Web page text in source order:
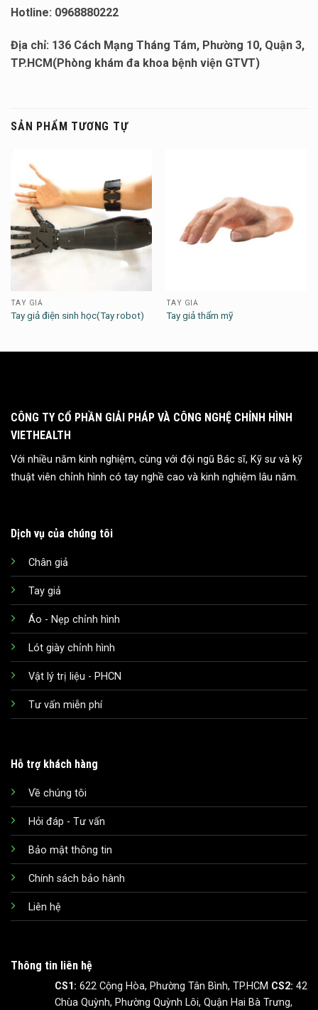
Hotline: 0968880222
Địa chỉ: 136 Cách Mạng Tháng Tám, Phường 10, Quận 3,
TP.HCM(Phòng khám đa khoa bệnh viện GTVT)
SẢN PHẨM TƯƠNG TỰ
TAY GIẢ
Tay giả điện sinh học(Tay robot)
TAY GIẢ
Tay giả thẩm mỹ
CÔNG TY CỔ PHẦN GIẢI PHÁP VÀ CÔNG NGHỆ CHỈNH HÌNH
VIETHEALTH
Với nhiều năm kinh nghiệm, cùng với đội ngũ Bác sĩ, Kỹ sư và kỹ
thuật viên chỉnh hình có tay nghề cao và kinh nghiệm lâu năm.
Dịch vụ của chúng tôi
Chân giả
Tay giả
Áo - Nẹp chỉnh hình
Lót giày chỉnh hình
Vật lý trị liệu - PHCN
Tư vấn miễn phí
Hỗ trợ khách hàng
Về chúng tôi
Hỏi đáp - Tư vấn
Bảo mật thông tin
Chính sách bảo hành
Liên hệ
Thông tin liên hệ
CS1: 622 Cộng Hòa, Phường Tân Bình, TP.HCM CS2: 42
Chùa Quỳnh, Phường Quỳnh Lôi, Quận Hai Bà Trưng,